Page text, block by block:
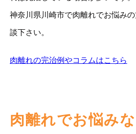
神奈川県川崎市で肉離れでお悩み
談下さい。
肉離れの完治例やコラムはこちら
肉離れでお悩み